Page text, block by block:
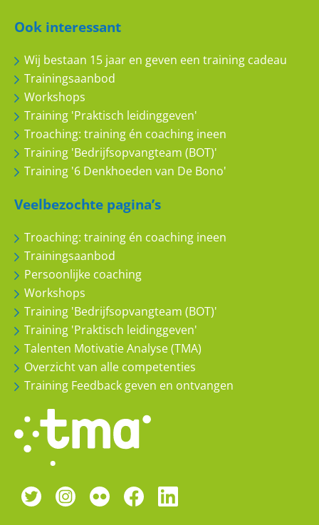
Medewerker
Maatwerk coaching/training
8 10
Accountmanager
Persoonlijk en gericht
Van Hommel
Persoonlijke coaching
9 10
Ook interessant
Wij bestaan 15 jaar en geven een training cadeau
Trainingsaanbod
Workshops
Training 'Praktisch leidinggeven'
Troaching: training én coaching ineen
Training 'Bedrijfsopvangteam (BOT)'
Training '6 Denkhoeden van De Bono'
Veelbezochte pagina’s
Troaching: training én coaching ineen
Trainingsaanbod
Persoonlijke coaching
Workshops
Training 'Bedrijfsopvangteam (BOT)'
Training 'Praktisch leidinggeven'
Talenten Motivatie Analyse (TMA)
Overzicht van alle competenties
Training Feedback geven en ontvangen